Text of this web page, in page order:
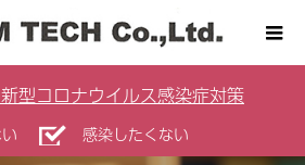
型コロナウイルス感染症対策
感染したくない